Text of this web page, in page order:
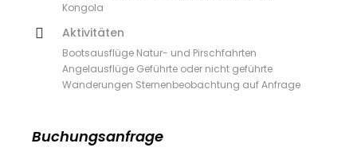
Kongola
Aktivitäten
Bootsausflüge Natur- und Pirschfahrten
Angelausflüge Geführte oder nicht geführte
Wanderungen Sternenbeobachtung auf Anfrage
Buchungsanfrage